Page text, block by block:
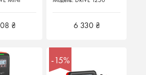
₴
₴ 6 330 ₴
6 330 ₴
-15%
-15%